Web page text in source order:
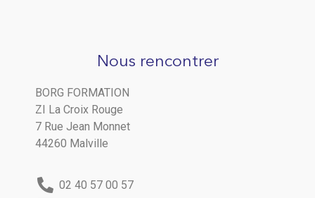
Nous rencontrer
BORG FORMATION
ZI La Croix Rouge
7 Rue Jean Monnet
44260 Malville
02 40 57 00 57